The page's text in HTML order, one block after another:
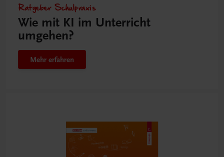
Ratgeber Schulpraxis
Wie mit KI im Unterricht
umgehen?
Mehr erfahren